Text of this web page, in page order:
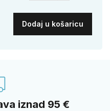
Dodaj u košaricu
iznad 95 €